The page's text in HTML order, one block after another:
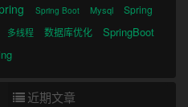
Spring Boot Mysql
Spring
多线程 数据库优化 SpringBoot
近期文章